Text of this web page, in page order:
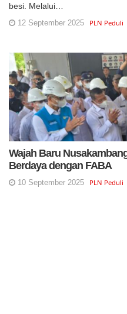
besi. Melalui…
12 September 2025 PLN Peduli
Wajah Baru
Berdaya dengan FABA
10 September 2025 PLN Peduli